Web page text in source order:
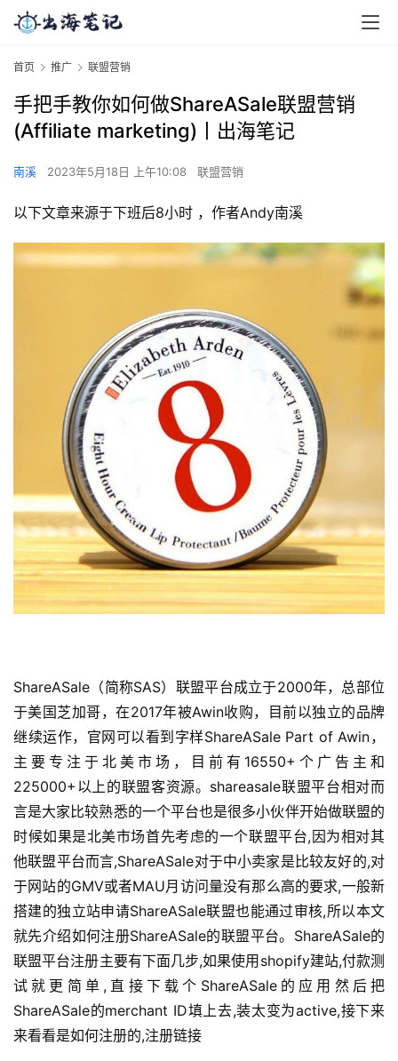
首页 推广 联盟营销
手把手教你如何做ShareASale联盟营销
(Affiliate marketing)丨出海笔记
南溪 2023年5月18日 上午10:08 联盟营销
以下文章来源于下班后8小时 ，作者Andy南溪
ShareASale（简称SAS）联盟平台成立于2000年，总部位
于美国芝加哥，在2017年被Awin收购，目前以独立的品牌
继续运作，官网可以看到字样ShareASale Part of Awin，
主要专注于北美市场，目前有16550+个广告主和
225000+以上的联盟客资源。shareasale联盟平台相对而
言是大家比较熟悉的一个平台也是很多小伙伴开始做联盟的
时候如果是北美市场首先考虑的一个联盟平台,因为相对其
他联盟平台而言,ShareASale对于中小卖家是比较友好的,对
于网站的GMV或者MAU月访问量没有那么高的要求,一般新
搭建的独立站申请ShareASale联盟也能通过审核,所以本文
就先介绍如何注册ShareASale的联盟平台。ShareASale的
联盟平台注册主要有下面几步,如果使用shopify建站,付款测
试就更简单,直接下载个ShareASale的应用然后把
ShareASale的merchant ID填上去,装太变为active,接下来
来看看是如何注册的,注册链接